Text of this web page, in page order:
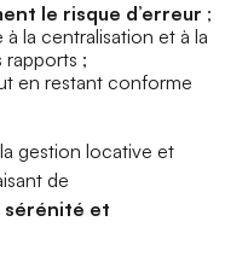
le risque d’erreur ;
à la centralisation et à la
rapports ;
en restant conforme
gestion locative et
de
sérénité et